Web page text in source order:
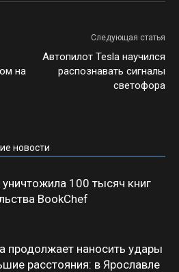
на
Следующая статья
Автопилот Tesla научился
распознавать сигналы
светофора
новости
уничтожила 100 тысяч книг
BookChef
продолжает наносить удары
расстояния: в Ярославле